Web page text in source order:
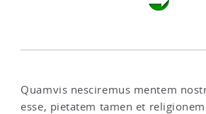
Quamvis nesciremus mentem
esse, pietatem tamen et